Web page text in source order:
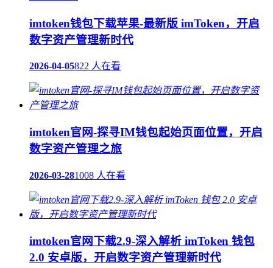
imtoken钱包下载苹果-最新版 imToken，开启
数字资产管理新时代
2026-04-05822 人在看
imtoken官网-探寻IM钱包起始页面位置，开启
数字资产管理之旅
2026-03-281008 人在看
imtoken官网下载2.9-深入解析 imToken 钱包
2.0 安卓版，开启数字资产管理新时代